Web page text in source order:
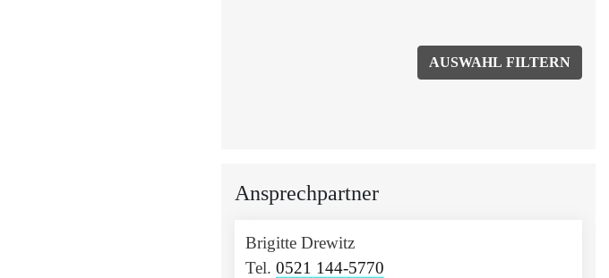
Ansprechpartner
Brigitte Drewitz
Tel. 0521 144-5770